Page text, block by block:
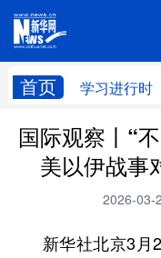
首页 学习进行时
学习进行时 高
国际 财
科技 科
国际观察丨“
美以伊战事
2026-03-
新华社北京3月